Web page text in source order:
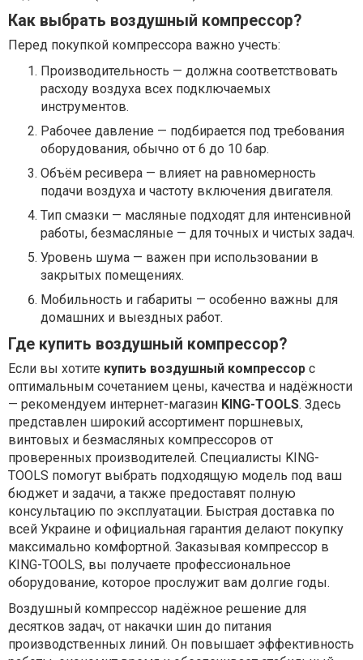
Как выбрать воздушный компрессор?
Перед покупкой компрессора важно учесть:
Производительность — должна соответствовать
расходу воздуха всех подключаемых
инструментов.
Рабочее давление — подбирается под требования
оборудования, обычно от 6 до 10 бар.
Объём ресивера — влияет на равномерность
подачи воздуха и частоту включения двигателя.
Тип смазки — масляные подходят для интенсивной
работы, безмасляные — для точных и чистых задач.
Уровень шума — важен при использовании в
закрытых помещениях.
Мобильность и габариты — особенно важны для
домашних и выездных работ.
Где купить воздушный компрессор?
Если вы хотите купить воздушный компрессор с
оптимальным сочетанием цены, качества и надёжности
— рекомендуем интернет-магазин KING-TOOLS. Здесь
представлен широкий ассортимент поршневых,
винтовых и безмасляных компрессоров от
проверенных производителей. Специалисты KING-
TOOLS помогут выбрать подходящую модель под ваш
бюджет и задачи, а также предоставят полную
консультацию по эксплуатации. Быстрая доставка по
всей Украине и официальная гарантия делают покупку
максимально комфортной. Заказывая компрессор в
KING-TOOLS, вы получаете профессиональное
оборудование, которое прослужит вам долгие годы.
Воздушный компрессор надёжное решение для
десятков задач, от накачки шин до питания
производственных линий. Он повышает эффективность